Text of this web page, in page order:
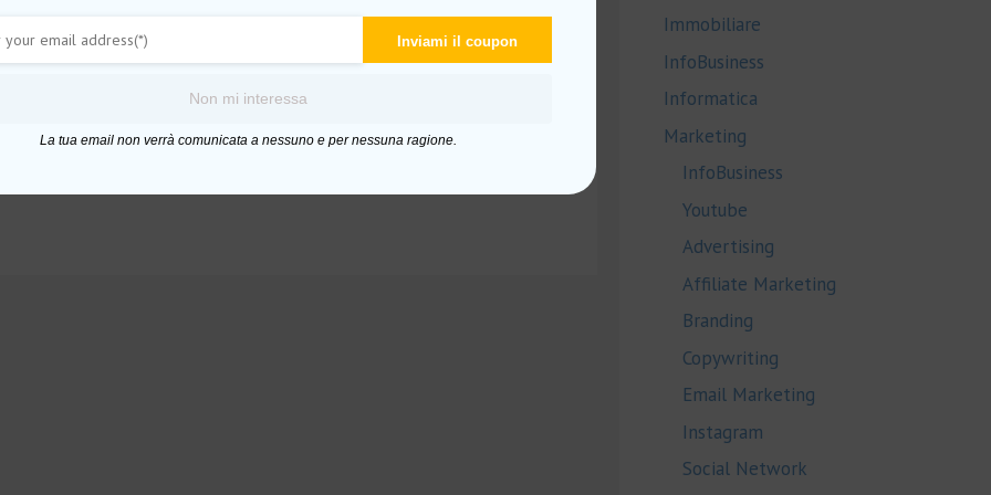
Immobiliare
InfoBusiness
Informatica
Marketing
InfoBusiness
Youtube
Advertising
Affiliate Marketing
Branding
Copywriting
Email Marketing
Instagram
Social Network
Inviami il coupon
Non mi interessa
La tua email non verrà comunicata a nessuno e per nessuna ragione.